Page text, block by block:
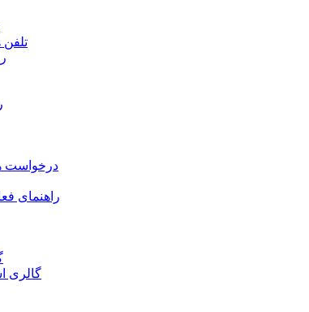
درخواست
راهنمای
گالری